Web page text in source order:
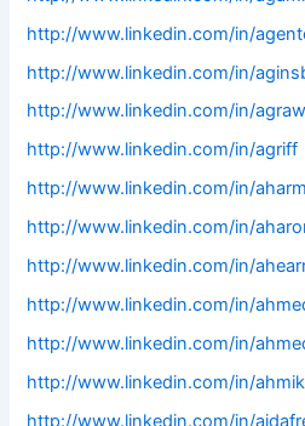
http://www.linkedin.com/in/
http://www.linkedin.com/in/
http://www.linkedin.com/in/
http://www.linkedin.com/in/agriff
http://www.linkedin.com/in/
http://www.linkedin.com/in/
http://www.linkedin.com/in/
http://www.linkedin.com/in/
http://www.linkedin.com/in/
http://www.linkedin.com/in/
http://www.linkedin.com/in/